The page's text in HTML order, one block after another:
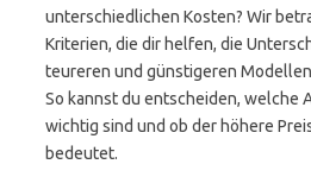
unterschiedlichen Kosten? Wir
Kriterien, die dir helfen, die
teureren und günstigeren
So kannst du entscheiden, welche
wichtig sind und ob der höhere
bedeutet.